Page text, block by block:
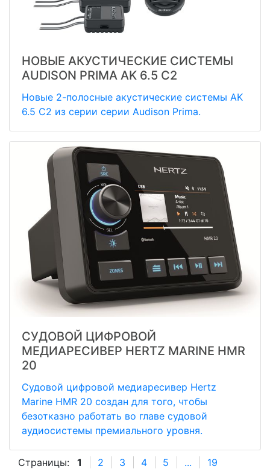
НОВЫЕ АКУСТИЧЕСКИЕ СИСТЕМЫ
AUDISON PRIMA AK 6.5 C2
Новые 2-полосные акустические системы AK
6.5 C2 из серии серии Audison Prima.
СУДОВОЙ ЦИФРОВОЙ
МЕДИАРЕСИВЕР HERTZ MARINE HMR
20
Судовой цифровой медиаресивер Hertz
Marine HMR 20 создан для того, чтобы
безотказно работать во главе судовой
аудиосистемы премиального уровня.
Страницы: 1 2 3 4 5 ...
19